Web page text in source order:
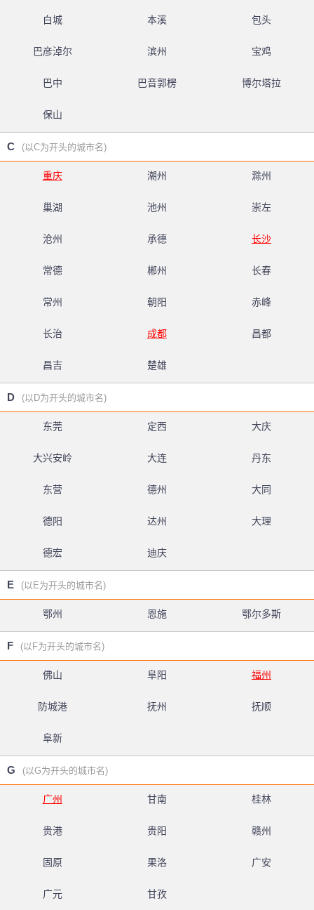
白城 本溪 包头
巴彦淖尔 滨州 宝鸡
巴中 巴音郭楞 博尔塔拉
保山
C (以C为开头的城市名)
重庆 潮州 滁州
巢湖 池州 崇左
沧州 承德 长沙
常德 郴州 长春
常州 朝阳 赤峰
长治 成都 昌都
昌吉 楚雄
D (以D为开头的城市名)
东莞 定西 大庆
大兴安岭 大连 丹东
东营 德州 大同
德阳 达州 大理
德宏 迪庆
E (以E为开头的城市名)
鄂州 恩施 鄂尔多斯
F (以F为开头的城市名)
佛山 阜阳 福州
防城港 抚州 抚顺
阜新
G (以G为开头的城市名)
广州 甘南 桂林
贵港 贵阳 赣州
固原 果洛 广安
广元 甘孜